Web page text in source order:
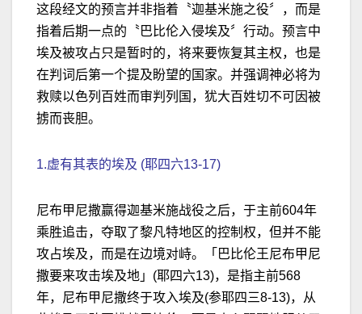
这段经文的预言并非指着〝迦基米施之役〞，而是
指着后期一点的〝巴比伦入侵埃及〞行动。预言中
埃及被攻占只是暂时的，将来要恢复其主权，也是
在判词后第一个提及盼望的国家。并强调神必将为
救赎以色列百姓而审判列国，犹大百姓切不可因被
掳而丧胆。
1.虚有其表的埃及 (耶四六13-17)
尼布甲尼撒赢得迦基米施战役之后，于主前604年
乘胜追击，夺取了黎凡特地区的控制权，但并不能
攻占埃及，而是在边境对峙。「巴比伦王尼布甲尼
撒要来攻击埃及地」(耶四六13)，是指主前568
年，尼布甲尼撒终于攻入埃及(参耶四三8-13)，从